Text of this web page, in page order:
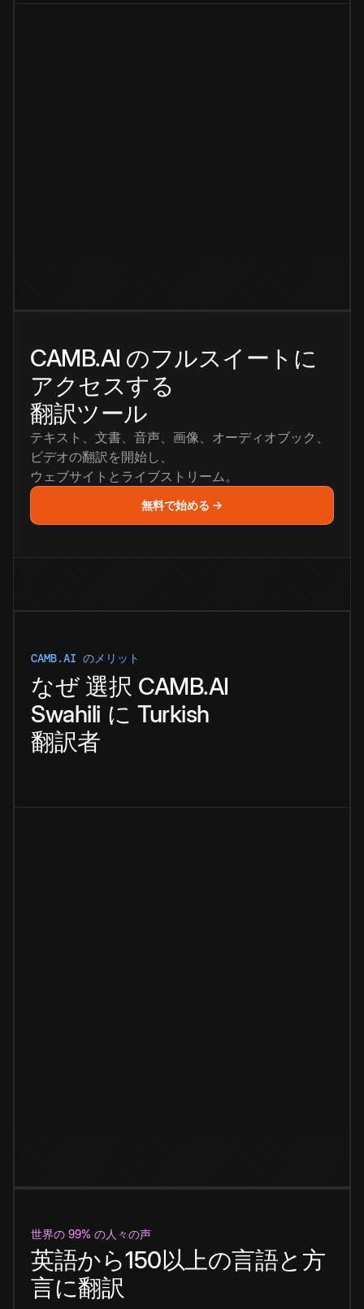
CAMB.AI のフルスイートに
アクセスする
翻訳ツール
テキスト、文書、音声、画像、オーディオブック、
ビデオの翻訳を開始し、
ウェブサイトとライブストリーム。
無料で始める →
CAMB.AI のメリット
なぜ 選択 CAMB.AI
Swahili に Turkish
翻訳者
世界の 99% の人々の声
英語から150以上の言語と方
言に翻訳